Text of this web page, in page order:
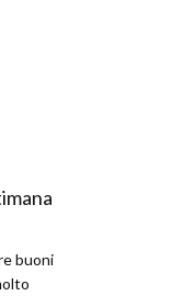
buoni